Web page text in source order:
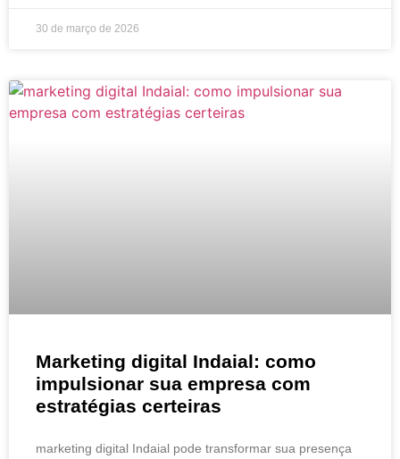
30 de março de 2026
Marketing digital Indaial: como
impulsionar sua empresa com
estratégias certeiras
marketing digital Indaial pode transformar sua presença